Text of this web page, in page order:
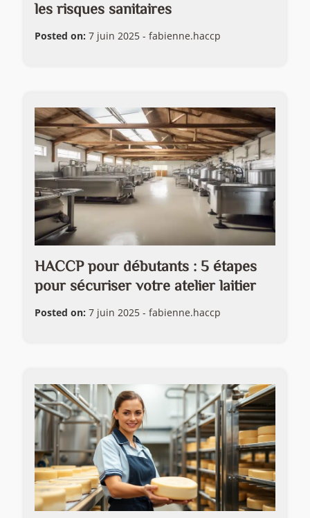
les risques sanitaires
Posted on: 7 juin 2025 - fabienne.haccp
HACCP pour débutants : 5 étapes
pour sécuriser votre atelier laitier
Posted on: 7 juin 2025 - fabienne.haccp